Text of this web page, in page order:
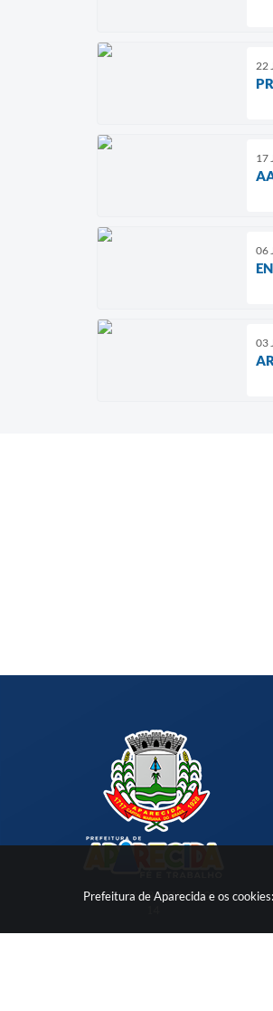
Prefeitura de Aparecida e os
22
17
06
03
CNPJ: 46.680.518/0001-